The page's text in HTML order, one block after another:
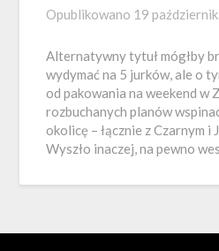
Opublikowano 19
Alternatywny tytuł mógłby
wydymać na 5 jurków, ale o
od pakowania na weekend w
rozbuchanych planów
okolicę – łącznie z Czarnym i
Wyszło inaczej, na pewno